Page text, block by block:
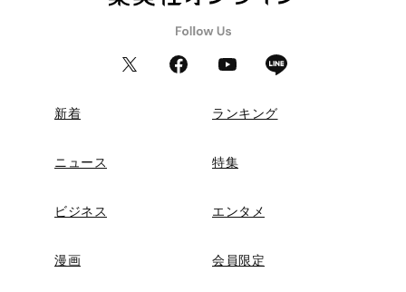
新着 ランキング
ニュース 特集
ビジネス エンタメ
漫画 会員限定